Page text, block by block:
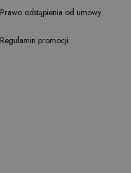
Prawo odstąpienia od umowy
Regulamin promocji